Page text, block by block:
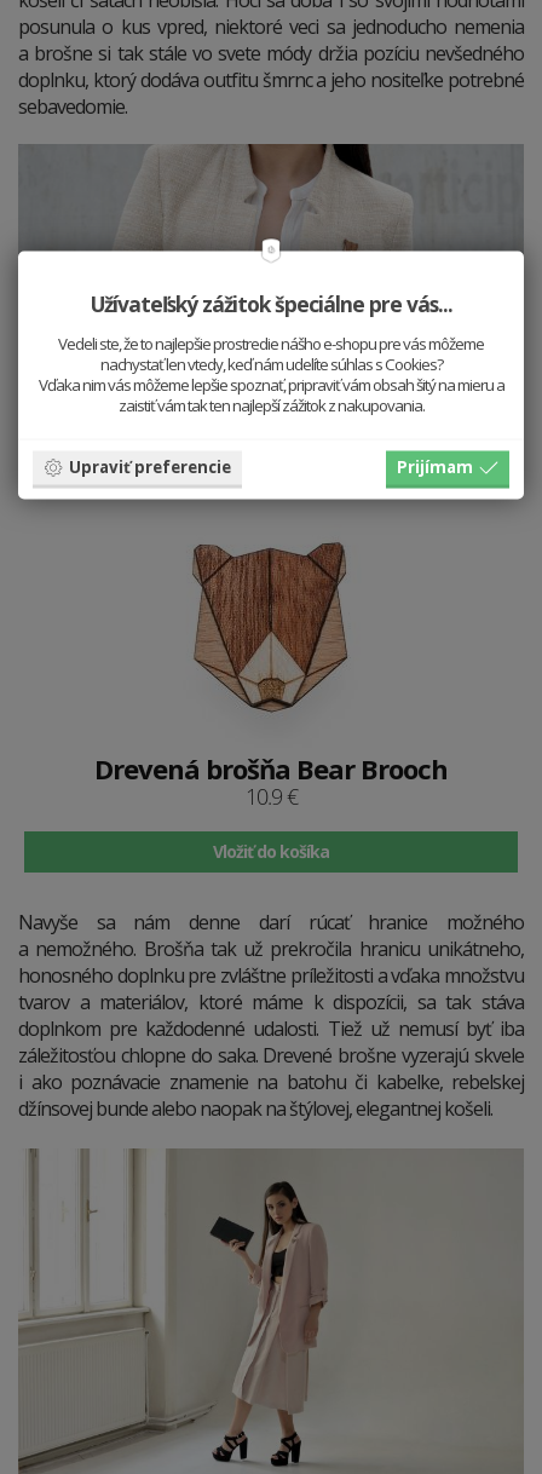
posunula o kus vpred, niektoré veci sa jednoducho nemenia
a brošne si tak stále vo svete módy držia pozíciu nevšedného
doplnku, ktorý dodáva outfitu šmrnc a jeho nositeľke potrebné
sebavedomie.
Drevená brošňa Bear Brooch
10.9 €
Vložiť do košíka
Navyše sa nám denne darí rúcať hranice možného
a nemožného. Brošňa tak už prekročila hranicu unikátneho,
honosného doplnku pre zvláštne príležitosti a vďaka množstvu
tvarov a materiálov, ktoré máme k dispozícii, sa tak stáva
doplnkom pre každodenné udalosti. Tiež už nemusí byť iba
záležitosťou chlopne do saka. Drevené brošne vyzerajú skvele
i ako poznávacie znamenie na batohu či kabelke, rebelskej
džínsovej bunde alebo naopak na štýlovej, elegantnej košeli.
Užívateľský zážitok špeciálne pre vás...
Vedeli ste, že to najlepšie prostredie nášho e-shopu pre vás môžeme
nachystať len vtedy, keď nám udelíte súhlas s Cookies?
Vďaka nim vás môžeme lepšie spoznať, pripraviť vám obsah šitý na mieru a
zaistiť vám tak ten najlepší zážitok z nakupovania.
Upraviť preferencie Prijímam